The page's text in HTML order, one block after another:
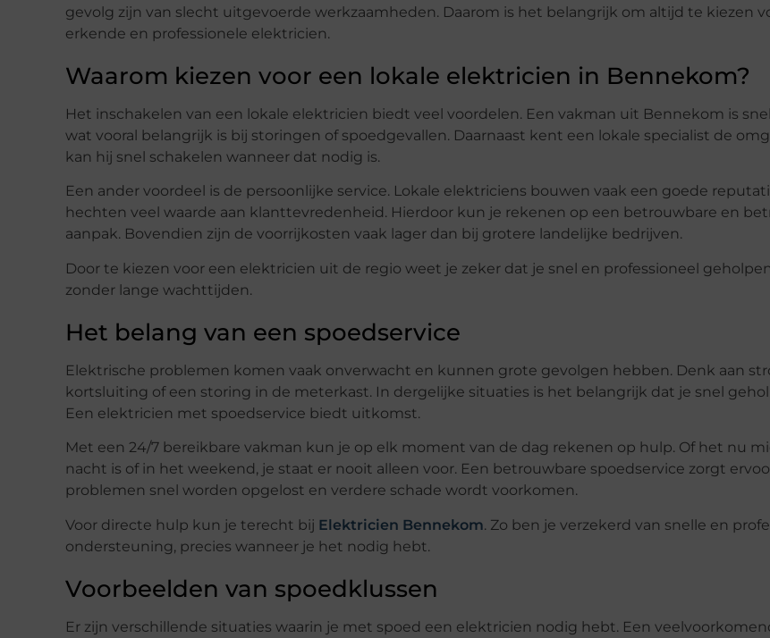
gevolg zijn van slecht uitgevoerde werkzaamheden. Daarom is het belangrijk om altijd te kiezen
erkende en professionele elektricien.
Waarom kiezen voor een lokale elektricien in Bennekom?
Het inschakelen van een lokale elektricien biedt veel voordelen. Een vakman uit Bennekom is
wat vooral belangrijk is bij storingen of spoedgevallen. Daarnaast kent een lokale specialist de
kan hij snel schakelen wanneer dat nodig is.
Een ander voordeel is de persoonlijke service. Lokale elektriciens bouwen vaak een goede
hechten veel waarde aan klanttevredenheid. Hierdoor kun je rekenen op een betrouwbare en
aanpak. Bovendien zijn de voorrijkosten vaak lager dan bij grotere landelijke bedrijven.
Door te kiezen voor een elektricien uit de regio weet je zeker dat je snel en professioneel
zonder lange wachttijden.
Het belang van een spoedservice
Elektrische problemen komen vaak onverwacht en kunnen grote gevolgen hebben. Denk aan
kortsluiting of een storing in de meterkast. In dergelijke situaties is het belangrijk dat je snel
Een elektricien met spoedservice biedt uitkomst.
Met een 24/7 bereikbare vakman kun je op elk moment van de dag rekenen op hulp. Of het nu
nacht is of in het weekend, je staat er nooit alleen voor. Een betrouwbare spoedservice zorgt
problemen snel worden opgelost en verdere schade wordt voorkomen.
Voor directe hulp kun je terecht bij Elektricien Bennekom. Zo ben je verzekerd van snelle en
ondersteuning, precies wanneer je het nodig hebt.
Voorbeelden van spoedklussen
Er zijn verschillende situaties waarin je met spoed een elektricien nodig hebt. Een